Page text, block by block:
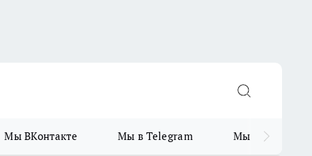
Мы ВКонтакте Мы в Telegram Мы в MAX